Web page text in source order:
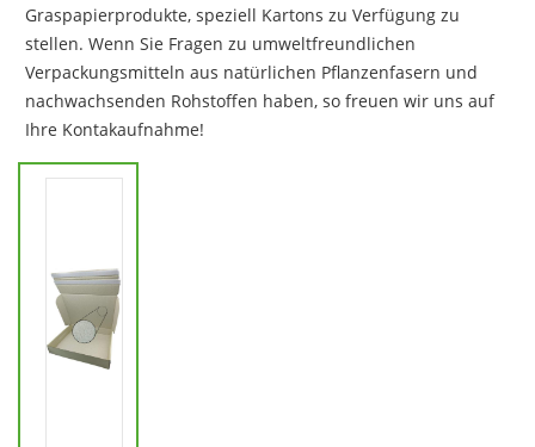
Graspapierprodukte, speziell Kartons zu Verfügung zu
stellen. Wenn Sie Fragen zu umweltfreundlichen
Verpackungsmitteln aus natürlichen Pflanzenfasern und
nachwachsenden Rohstoffen haben, so freuen wir uns auf
Ihre Kontakaufnahme!